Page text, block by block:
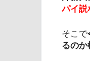
パイ説
そこで
るのか